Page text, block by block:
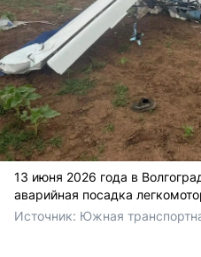
13 июня 2026 года в
аварийная посадка
Источник: Южная